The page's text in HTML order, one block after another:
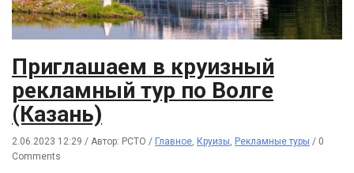
Приглашаем в круизный
рекламный тур по Волге
(Казань)
2.06.2023 12:29 / Автор: РСТО / Главное, Круизы, Рекламные туры / 0
Comments